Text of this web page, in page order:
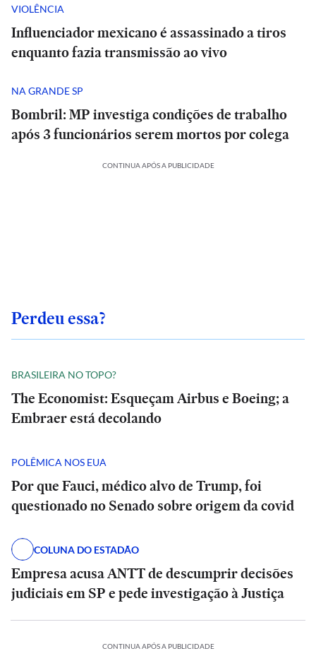
VIOLÊNCIA
Influenciador mexicano é assassinado a tiros
enquanto fazia transmissão ao vivo
NA GRANDE SP
Bombril: MP investiga condições de trabalho
após 3 funcionários serem mortos por colega
CONTINUA APÓS A PUBLICIDADE
Perdeu essa?
BRASILEIRA NO TOPO?
The Economist: Esqueçam Airbus e Boeing; a
Embraer está decolando
POLÊMICA NOS EUA
Por que Fauci, médico alvo de Trump, foi
questionado no Senado sobre origem da covid
COLUNA DO ESTADÃO
Empresa acusa ANTT de descumprir decisões
judiciais em SP e pede investigação à Justiça
CONTINUA APÓS A PUBLICIDADE